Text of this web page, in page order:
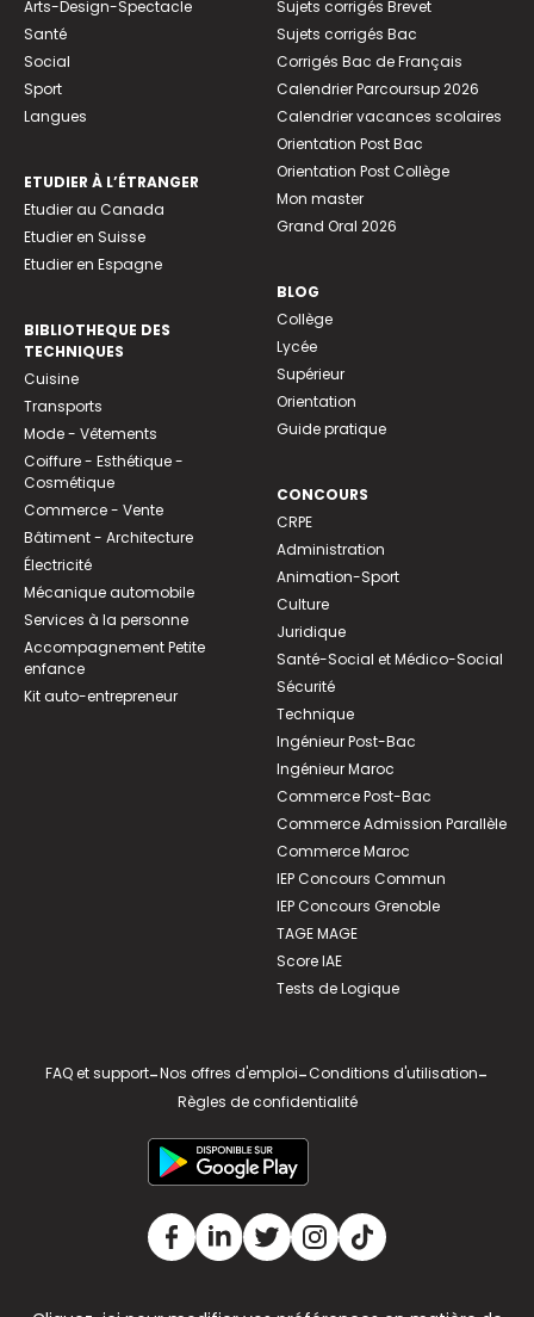
Arts-Design-Spectacle
Santé
Social
Sport
Langues
ETUDIER À L’ÉTRANGER
Etudier au Canada
Etudier en Suisse
Etudier en Espagne
BIBLIOTHEQUE DES
TECHNIQUES
Cuisine
Transports
Mode - Vêtements
Coiffure - Esthétique -
Cosmétique
Commerce - Vente
Bâtiment - Architecture
Électricité
Mécanique automobile
Services à la personne
Accompagnement Petite
enfance
Kit auto-entrepreneur
Sujets corrigés Brevet
Sujets corrigés Bac
Corrigés Bac de Français
Calendrier Parcoursup 2026
Calendrier vacances scolaires
Orientation Post Bac
Orientation Post Collège
Mon master
Grand Oral 2026
BLOG
Collège
Lycée
Supérieur
Orientation
Guide pratique
CONCOURS
CRPE
Administration
Animation-Sport
Culture
Juridique
Santé-Social et Médico-Social
Sécurité
Technique
Ingénieur Post-Bac
Ingénieur Maroc
Commerce Post-Bac
Commerce Admission Parallèle
Commerce Maroc
IEP Concours Commun
IEP Concours Grenoble
TAGE MAGE
Score IAE
Tests de Logique
FAQ et support-Nos offres d'emploi-Conditions d'utilisation-
Règles de confidentialité